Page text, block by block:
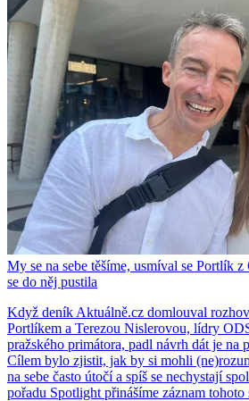
My se na sebe těšíme, usmíval se Portlík
se do něj pustila
Když deník Aktuálně.cz domlouval
Portlíkem a Terezou Nislerovou, lídry
pražského primátora, padl návrh dát je na
Cílem bylo zjistit, jak by si mohli
na sebe často útočí a spíš se nechystají
pořadu Spotlight přinášíme záznam tohoto